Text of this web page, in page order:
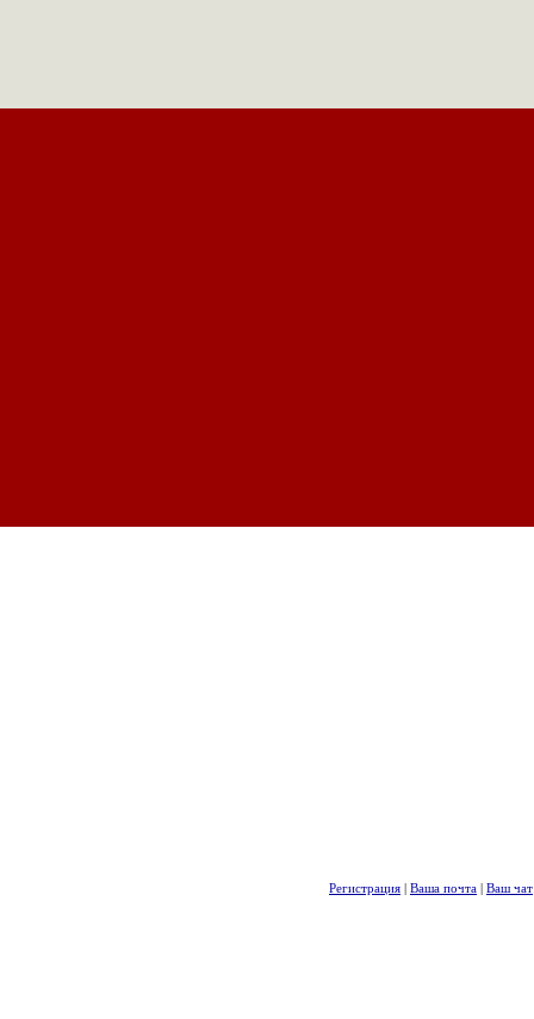
Регистрация | Ваша почта | Ваш чат